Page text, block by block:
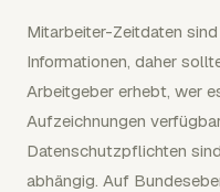
Mitarbeiter-Zeitdaten
Informationen, daher
Arbeitgeber erhebt, wer
Aufzeichnungen
Datenschutzpflichten
abhängig. Auf